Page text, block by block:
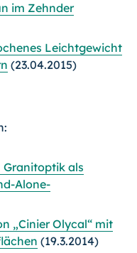
im Zehnder
Leichtgewicht
(23.04.2015)
Granitoptik als
Alone-
„Cinier Olycal“ mit
(19.3.2014)